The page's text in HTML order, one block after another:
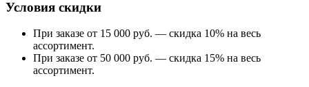
Условия скидки
При заказе от 15 000 руб. — скидка 10% на весь
ассортимент.
При заказе от 50 000 руб. — скидка 15% на весь
ассортимент.